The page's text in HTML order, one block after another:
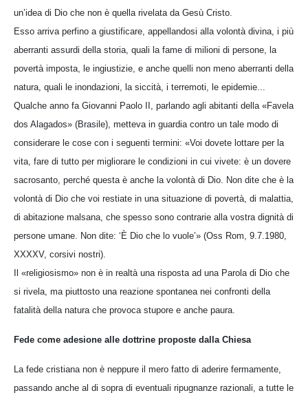
un’idea di Dio che non è quella rivelata da Gesù Cristo.
Esso arriva perfino a giustificare, appellandosi alla volontà divina, i più
aberranti assurdi della storia, quali la fame di milioni di persone, la
povertà imposta, le ingiustizie, e anche quelli non meno aberranti della
natura, quali le inondazioni, la siccità, i terremoti, le epidemie...
Qualche anno fa Giovanni Paolo II, parlando agli abitanti della «Favela
dos Alagados» (Brasile), metteva in guardia contro un tale modo di
considerare le cose con i seguenti termini: «Voi dovete lottare per la
vita, fare di tutto per migliorare le condizioni in cui vivete: è un dovere
sacrosanto, perché questa è anche la volontà di Dio. Non dite che è la
volontà di Dio che voi restiate in una situazione di povertà, di malattia,
di abitazione malsana, che spesso sono contrarie alla vostra dignità di
persone umane. Non dite: ‘È Dio che lo vuole’» (Oss Rom, 9.7.1980,
XXXXV, corsivi nostri).
Il «religiosismo» non è in realtà una risposta ad una Parola di Dio che
si rivela, ma piuttosto una reazione spontanea nei confronti della
fatalità della natura che provoca stupore e anche paura.
Fede come adesione alle dottrine proposte dalla Chiesa
La fede cristiana non è neppure il mero fatto di aderire fermamente,
passando anche al di sopra di eventuali ripugnanze razionali, a tutte le